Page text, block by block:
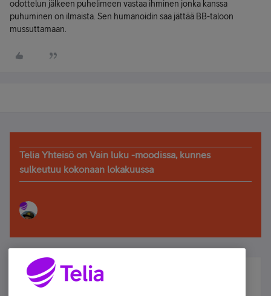
odottelun jälkeen puhelimeen vastaa ihminen jonka kanssa
puhuminen on ilmaista. Sen humanoidin saa jättää BB-taloon
mussuttamaan.
Telia Yhteisö on Vain luku -moodissa, kunnes
sulkeutuu kokonaan lokakuussa
Älä jää paitsi – osallistu ja voita!